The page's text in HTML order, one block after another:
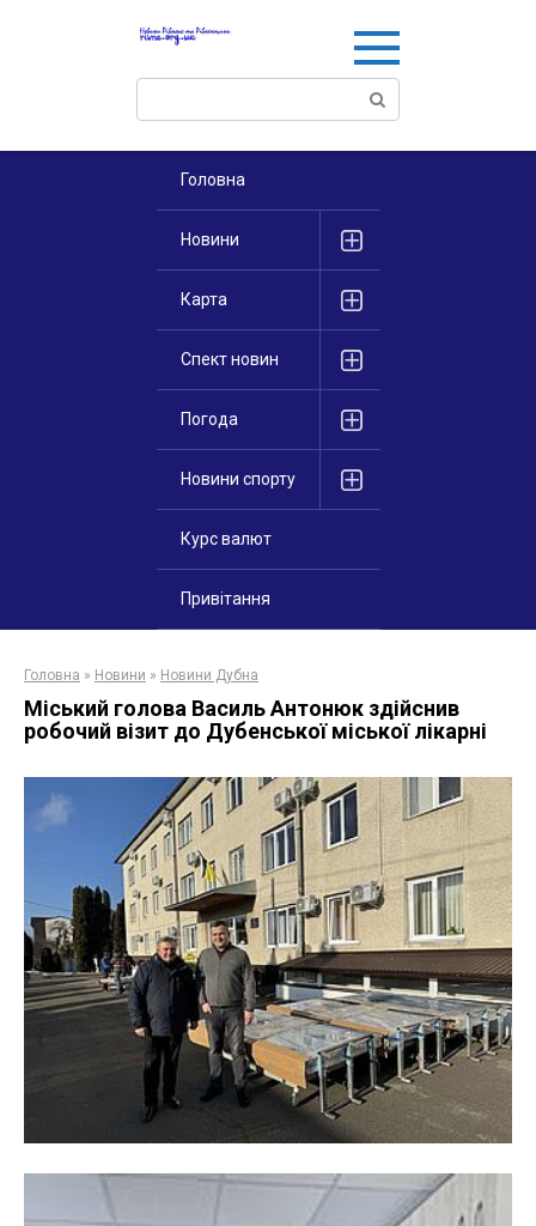
Поиск:
Головна
Новини
Карта
Спект новин
Погода
Новини спорту
Курс валют
Привітання
Головна » Новини » Новини Дубна
Міський голова Василь Антонюк здійснив
робочий візит до Дубенської міської лікарні